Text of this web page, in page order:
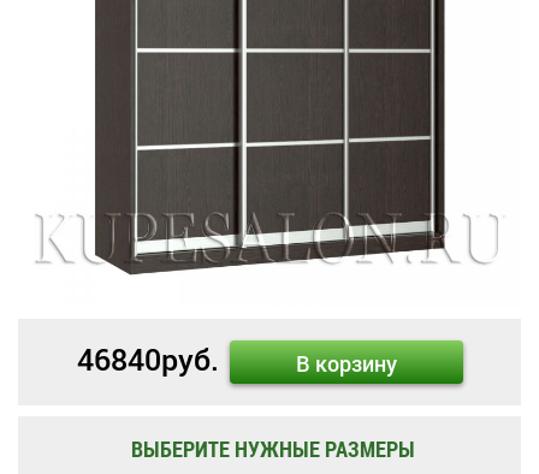
46840руб. В корзину
ВЫБЕРИТЕ НУЖНЫЕ РАЗМЕРЫ